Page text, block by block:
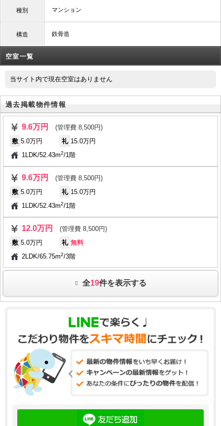
種別 マンション
構造 鉄骨造
空室一覧
当サイト内で現在空室はありません
過去掲載物件情報
9.6万円
(管理費 8,500円)
敷 5.0万円 礼 15.0万円
1LDK/52.43m2/1階
9.6万円
(管理費 8,500円)
敷 5.0万円 礼 15.0万円
1LDK/52.43m2/1階
12.0万円
(管理費 8,500円)
敷 5.0万円 礼 無料
2LDK/65.75m2/3階
全19件を表示する